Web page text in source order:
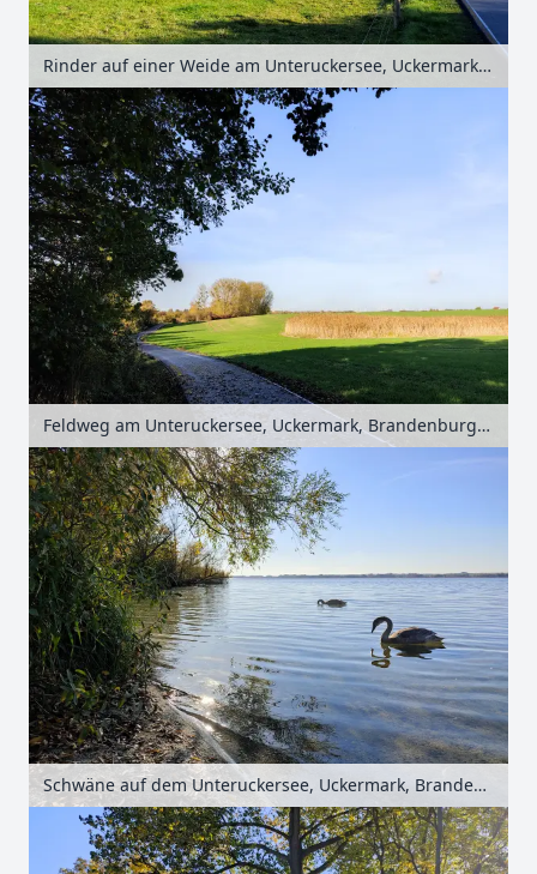
Rinder auf einer Weide am Unteruckersee, Uckermark, Brandenburg, Deutschland
Feldweg am Unteruckersee, Uckermark, Brandenburg, Deutschland
Schwäne auf dem Unteruckersee, Uckermark, Brandenburg, Deutschland